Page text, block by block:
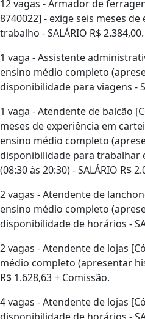
12 vagas - Armador de
8740022] - exige seis meses
trabalho - SALÁRIO R$ 2.384,00.
1 vaga - Assistente
ensino médio completo
disponibilidade para viagens -
1 vaga - Atendente de balcão
meses de experiência em
ensino médio completo
disponibilidade para trabalhar
(08:30 às 20:30) - SALÁRIO R$
2 vagas - Atendente de
ensino médio completo
disponibilidade de horários -
2 vagas - Atendente de lojas
médio completo (apresentar
R$ 1.628,63 + Comissão.
4 vagas - Atendente de lojas